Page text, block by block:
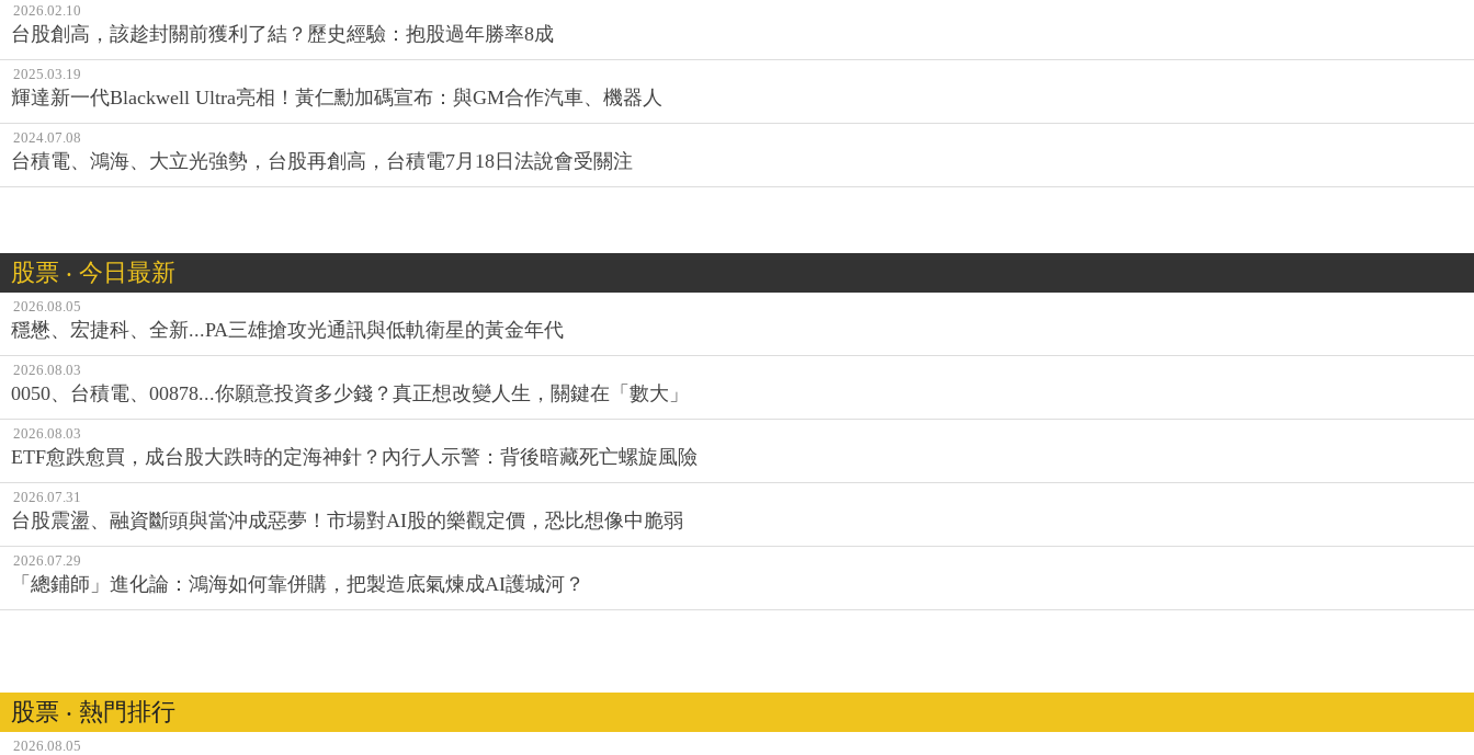
2026.02.10
台股創高，該趁封關前獲利了結？歷史經驗：抱股過年勝率8成
2025.03.19
輝達新一代Blackwell Ultra亮相！黃仁勳加碼宣布：與GM合作汽車、機器人
2024.07.08
台積電、鴻海、大立光強勢，台股再創高，台積電7月18日法說會受關注
股票 ‧ 今日最新
2026.08.05
穩懋、宏捷科、全新...PA三雄搶攻光通訊與低軌衛星的黃金年代
2026.08.03
0050、台積電、00878...你願意投資多少錢？真正想改變人生，關鍵在「數大」
2026.08.03
ETF愈跌愈買，成台股大跌時的定海神針？內行人示警：背後暗藏死亡螺旋風險
2026.07.31
台股震盪、融資斷頭與當沖成惡夢！市場對AI股的樂觀定價，恐比想像中脆弱
2026.07.29
「總鋪師」進化論：鴻海如何靠併購，把製造底氣煉成AI護城河？
股票 ‧ 熱門排行
2026.08.05